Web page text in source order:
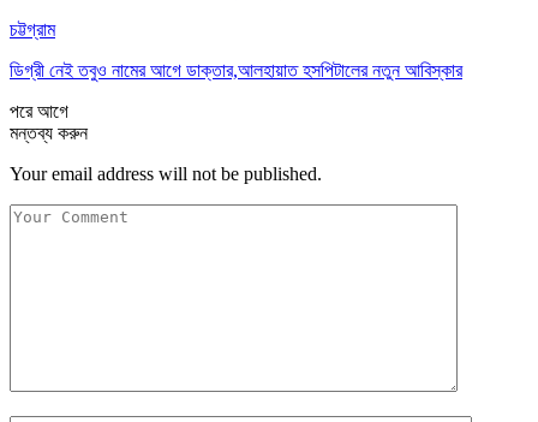
চট্টগ্রাম
ডিগ্রী নেই তবুও নামের আগে ডাক্তার,আলহায়াত হসপিটালের নতুন আবিস্কার
পরেআগে
মন্তব্য করুন
Your email address will not be published.